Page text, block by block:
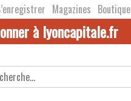
Magazines Boutique
à lyoncapitale.fr